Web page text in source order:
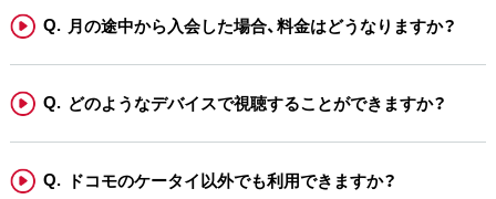
月の途中から入会した場合、料金はどうなりますか？
どのようなデバイスで視聴することができますか？
ドコモのケータイ以外でも利用できますか？